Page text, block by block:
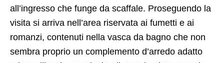
all’ingresso che funge da scaffale. Proseguendo la
visita si arriva nell’area riservata ai fumetti e ai
romanzi, contenuti nella vasca da bagno che non
sembra proprio un complemento d’arredo adatto